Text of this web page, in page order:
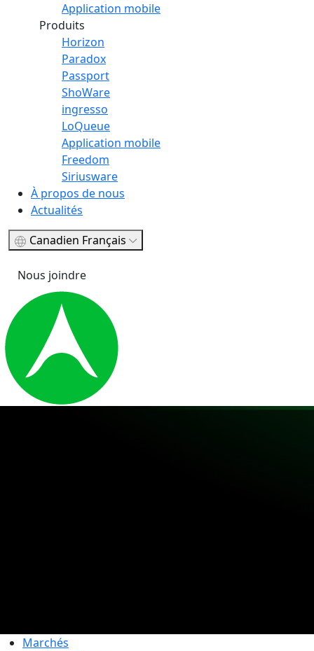
Application mobile
Produits
Horizon
Paradox
Passport
ShoWare
ingresso
LoQueue
Application mobile
Freedom
Siriusware
À propos de nous
Actualités
Canadien Français
Nous joindre
Marchés